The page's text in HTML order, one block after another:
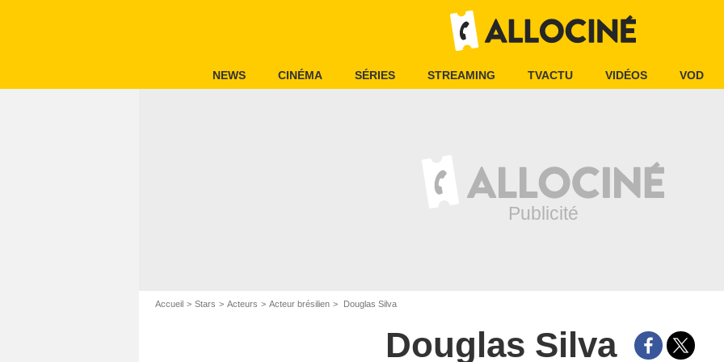
NEWS CINÉMA SÉRIES STREAMING TVACTU VIDÉOS VOD
Accueil Stars Acteurs Acteur brésilien Douglas Silva
Douglas Silva